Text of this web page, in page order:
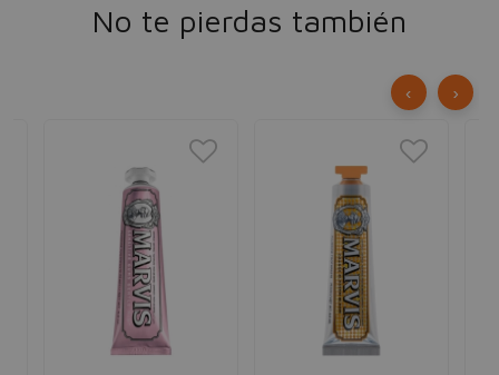
No te pierdas también
‹ ›